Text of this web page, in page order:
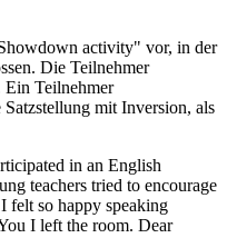
activity" vor, in der
Die Teilnehmer
Teilnehmer
mit Inversion, als
in an English
teachers tried to encourage
felt so happy speaking
I left the room. Dear